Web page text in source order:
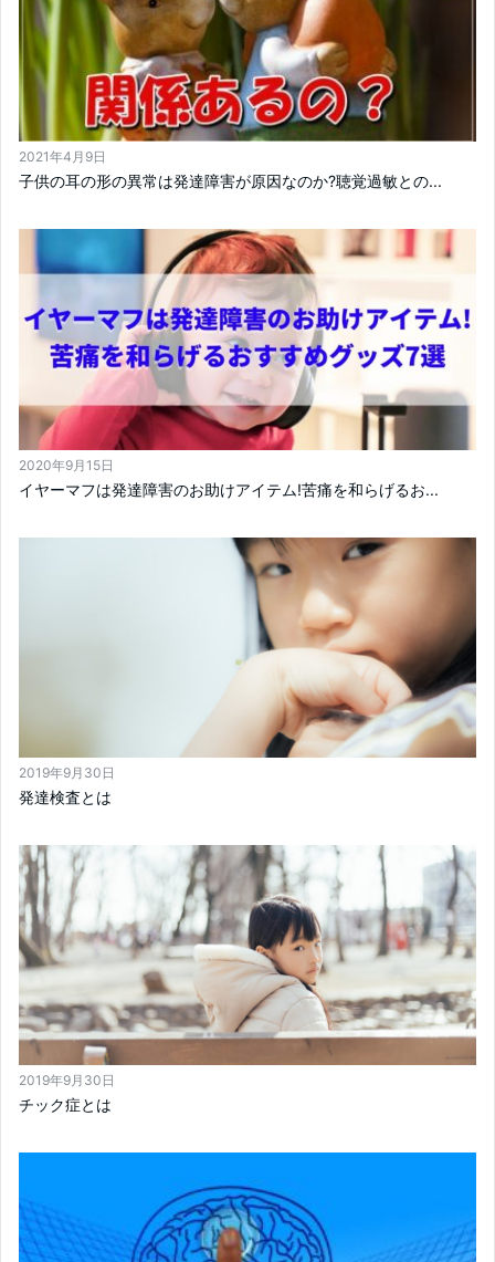
2021年4月9日
子供の耳の形の異常は発達障害が原因なのか?聴覚過敏との...
2020年9月15日
イヤーマフは発達障害のお助けアイテム!苦痛を和らげるお...
2019年9月30日
発達検査とは
2019年9月30日
チック症とは